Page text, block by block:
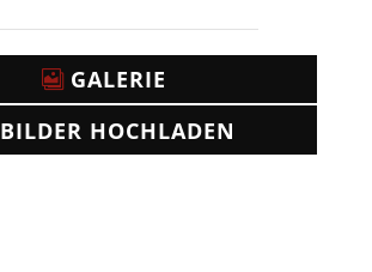
GALERIE
BILDER HOCHLADEN